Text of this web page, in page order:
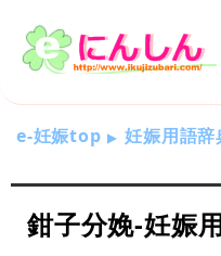
e-妊娠top 妊娠用語辞
鉗子分娩-妊娠